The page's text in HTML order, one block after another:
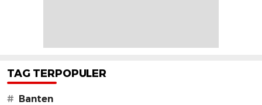
TAG TERPOPULER
# Banten